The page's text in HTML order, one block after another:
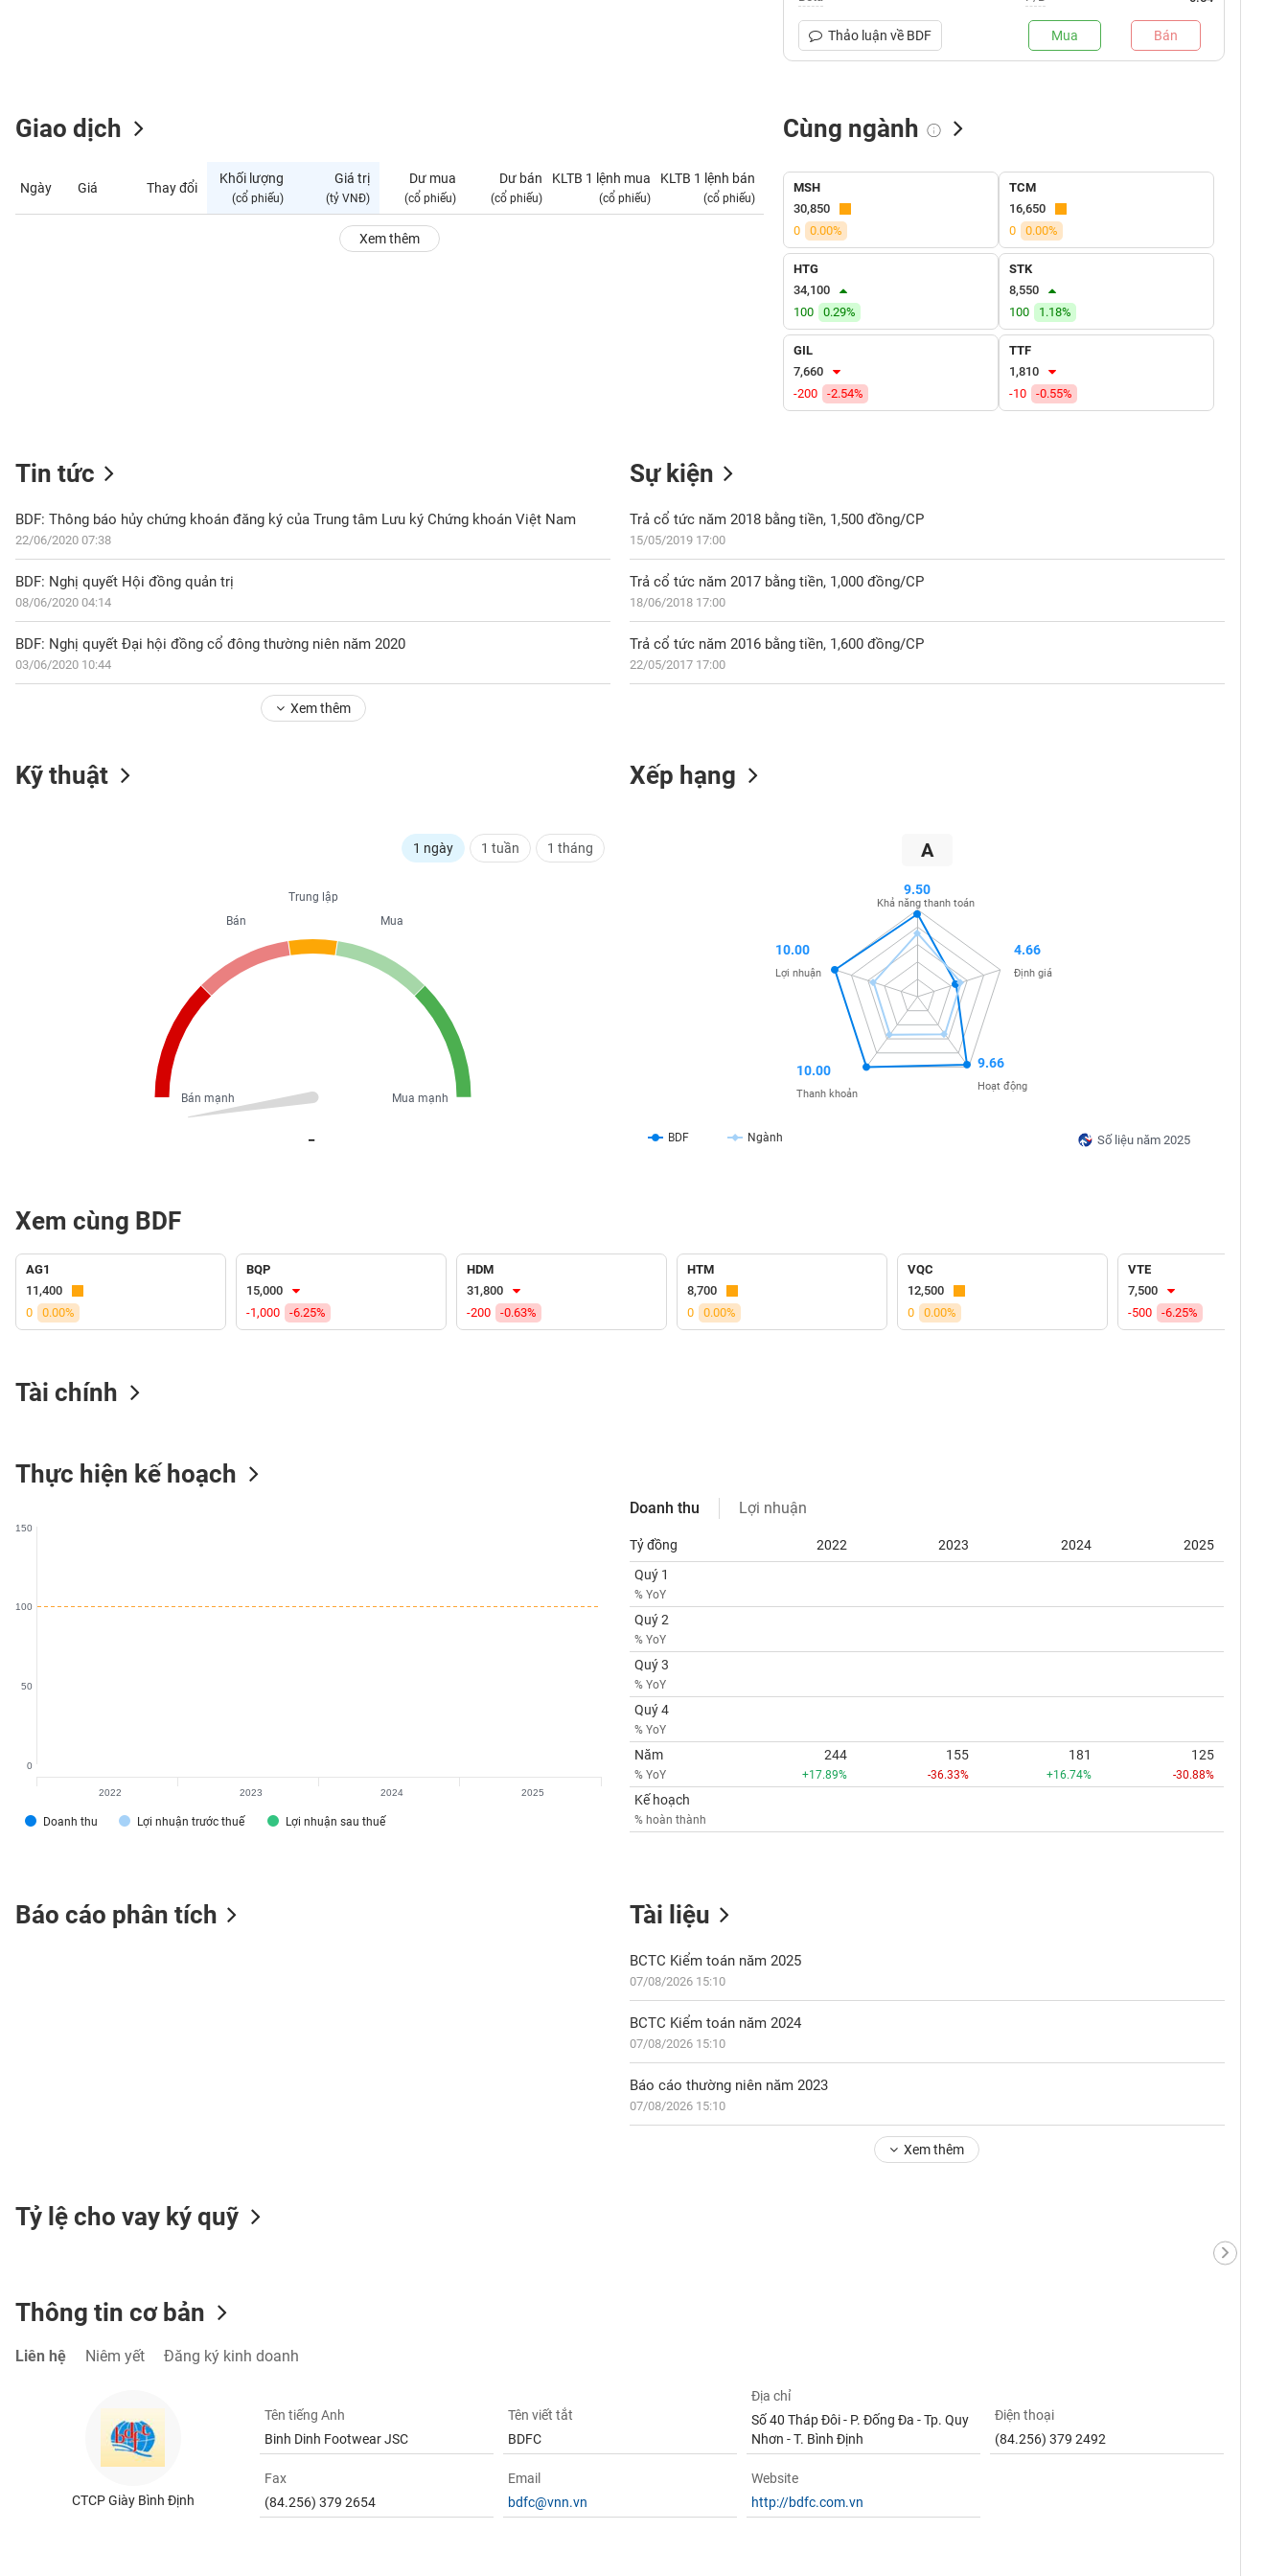
Thảo luận về BDF Mua Bán
Giao dịch
Ngày Giá Thay đổi
Khối lượng
(cổ phiếu)
Giá trị
(tỷ VNĐ)
Dư mua
(cổ phiếu)
Dư bán
(cổ phiếu)
KLTB 1 lệnh mua
(cổ phiếu)
KLTB 1 lệnh bán
(cổ phiếu)
Tự doanh mua
Xem thêm
Cùng ngành
MSH
30,850
0
0.00%
TCM
16,650
0
0.00%
HTG
34,100
100
0.29%
STK
8,550
100
1.18%
GIL
7,660
-200
-2.54%
TTF
1,810
-10
-0.55%
Tin tức
BDF: Thông báo hủy chứng khoán đăng ký của Trung tâm Lưu ký Chứng khoán Việt Nam
22/06/2020 07:38
BDF: Nghị quyết Hội đồng quản trị
08/06/2020 04:14
BDF: Nghị quyết Đại hội đồng cổ đông thường niên năm 2020
03/06/2020 10:44
Xem thêm
Sự kiện
Trả cổ tức năm 2018 bằng tiền, 1,500 đồng/CP
15/05/2019 17:00
Trả cổ tức năm 2017 bằng tiền, 1,000 đồng/CP
18/06/2018 17:00
Trả cổ tức năm 2016 bằng tiền, 1,600 đồng/CP
22/05/2017 17:00
Kỹ thuật
1 ngày 1 tuần 1 tháng
Trung lập
Mua
Mua mạnh
Bán
Bán mạnh
Xếp hạng
A
Số liệu năm 2025
BDF Ngành
9.50
Khả năng thanh toán
4.66
Định giá
9.66
Hoạt động
10.00
Thanh khoản
10.00
Lợi nhuận
Xem cùng BDF
AG1
11,400
0
0.00%
BQP
15,000
-1,000
-6.25%
HDM
31,800
-200
-0.63%
HTM
8,700
0
0.00%
VQC
12,500
0
0.00%
VTE
7,500
-500
-6.25%
Tài chính
Thực hiện kế hoạch
Doanh thu Lợi nhuận trước thuế Lợi nhuận sau thuế
0
50
100
150
2022 2023 2024 2025
Doanh thu Lợi nhuận
Tỷ đồng 2022 2023 2024
2025
Quý 1
% YoY
Quý 2
% YoY
Quý 3
% YoY
Quý 4
% YoY
Năm
% YoY
244
+17.89%
155
-36.33%
181
+16.74%
125
-30.88%
Kế hoạch
% hoàn thành
Báo cáo phân tích Tài liệu
BCTC Kiểm toán năm 2025
07/08/2026 15:10
BCTC Kiểm toán năm 2024
07/08/2026 15:10
Báo cáo thường niên năm 2023
07/08/2026 15:10
Xem thêm
Tỷ lệ cho vay ký quỹ
Thông tin cơ bản
Liên hệ Niêm yết Đăng ký kinh doanh
CTCP Giày Bình Định
Tên tiếng Anh
Binh Dinh Footwear JSC
Tên viết tắt
BDFC
Địa chỉ
Số 40 Tháp Đôi - P. Đống Đa - Tp. Quy
Nhơn - T. Bình Định
Điện thoại
(84.256) 379 2492
Fax
(84.256) 379 2654
Email
bdfc@vnn.vn
Website
http://bdfc.com.vn
CÁ
NHÂN
DOANH
NGHIỆP
CỔ
SINH
Ngành
(-)
VS-
SECTOR
DÙNG
KHỎE
CHÍNH